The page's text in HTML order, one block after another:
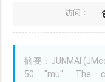
访问：
摘要：JUNMAI
50 "mu". The